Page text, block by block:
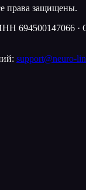
права защищены.
694500147066
support@neuro-